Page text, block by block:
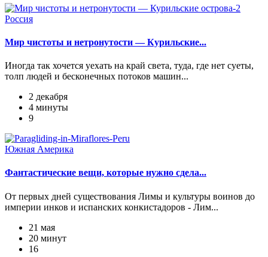
Россия
Мир чистоты и нетронутости — Курильские...
Иногда так хочется уехать на край света, туда, где нет суеты,
толп людей и бесконечных потоков машин...
2 декабря
4 минуты
9
Южная Америка
Фантастические вещи, которые нужно сдела...
От первых дней существования Лимы и культуры воинов до
империи инков и испанских конкистадоров - Лим...
21 мая
20 минут
16